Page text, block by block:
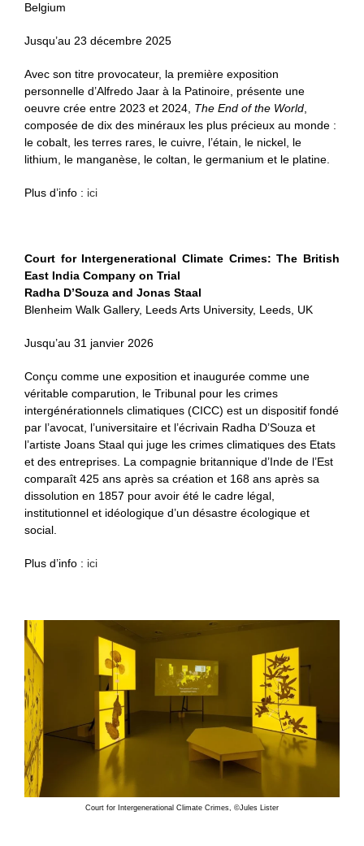
Belgium
Jusqu’au 23 décembre 2025
Avec son titre provocateur, la première exposition
personnelle d’Alfredo Jaar à la Patinoire, présente une
oeuvre crée entre 2023 et 2024, The End of the World
composée de dix des minéraux les plus précieux au monde :
le cobalt, les terres rares, le cuivre, l’étain, le nickel, le
lithium, le manganèse, le coltan, le germanium et le platine.
Plus d’info : ici
Court for Intergenerational Climate Crimes: The British
East India Company on Trial
Radha D’Souza and Jonas Staal
Blenheim Walk Gallery, Leeds Arts University, Leeds, UK
Jusqu’au 31 janvier 2026
Conçu comme une exposition et inaugurée comme une
véritable comparution, le Tribunal pour les crimes
intergénérationnels climatiques (CICC) est un dispositif fondé
par l’avocat, l’universitaire et l’écrivain Radha D’Souza et
l’artiste Joans Staal qui juge les crimes climatiques des Etats
et des entreprises. La compagnie britannique d’Inde de l’Est
comparaît 425 ans après sa création et 168 ans après sa
dissolution en 1857 pour avoir été le cadre légal,
institutionnel et idéologique d’un désastre écologique et
social.
Plus d’info : ici
Court for Intergenerational Climate Crimes, ©Jules Lister